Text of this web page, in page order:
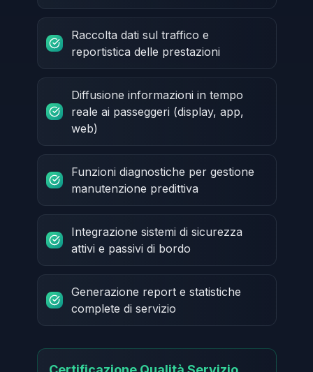
Raccolta dati sul traffico e
reportistica delle prestazioni
Diffusione informazioni in tempo
reale ai passeggeri (display, app,
web)
Funzioni diagnostiche per gestione
manutenzione predittiva
Integrazione sistemi di sicurezza
attivi e passivi di bordo
Generazione report e statistiche
complete di servizio